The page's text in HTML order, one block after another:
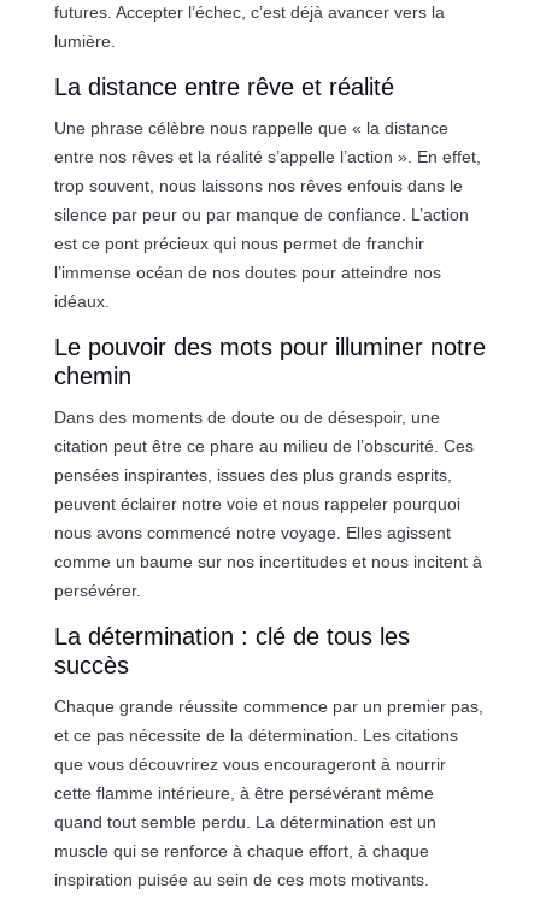
futures. Accepter l’échec, c’est déjà avancer vers la
lumière.
La distance entre rêve et réalité
Une phrase célèbre nous rappelle que « la distance
entre nos rêves et la réalité s’appelle l’action ». En effet,
trop souvent, nous laissons nos rêves enfouis dans le
silence par peur ou par manque de confiance. L’action
est ce pont précieux qui nous permet de franchir
l’immense océan de nos doutes pour atteindre nos
idéaux.
Le pouvoir des mots pour illuminer notre
chemin
Dans des moments de doute ou de désespoir, une
citation peut être ce phare au milieu de l’obscurité. Ces
pensées inspirantes, issues des plus grands esprits,
peuvent éclairer notre voie et nous rappeler pourquoi
nous avons commencé notre voyage. Elles agissent
comme un baume sur nos incertitudes et nous incitent à
persévérer.
La détermination : clé de tous les
succès
Chaque grande réussite commence par un premier pas,
et ce pas nécessite de la détermination. Les citations
que vous découvrirez vous encourageront à nourrir
cette flamme intérieure, à être persévérant même
quand tout semble perdu. La détermination est un
muscle qui se renforce à chaque effort, à chaque
inspiration puisée au sein de ces mots motivants.